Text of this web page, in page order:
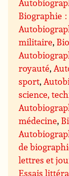
Biographie
militaire,
royauté,
sport,
science,
médecine,
de
lettres et
Essais